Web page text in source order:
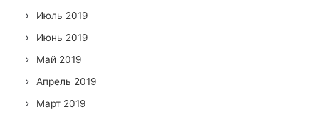
Июль 2019
Июнь 2019
Май 2019
Апрель 2019
Март 2019